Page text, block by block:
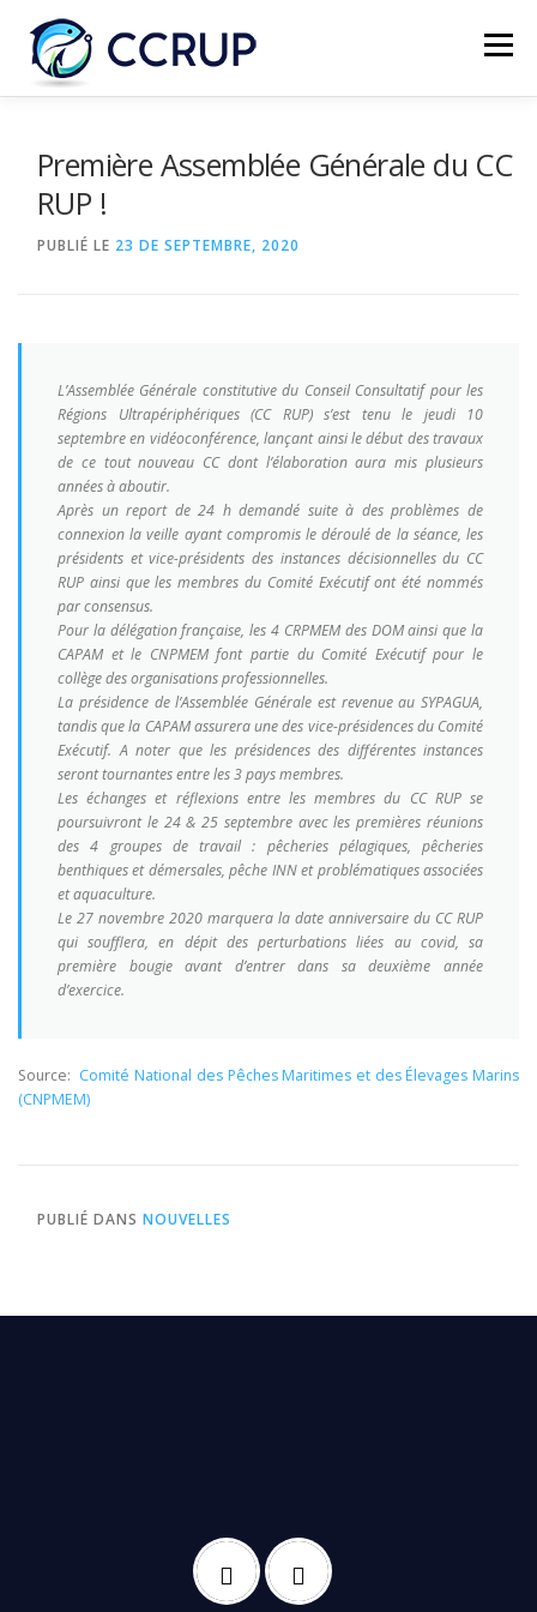
Menu
Première Assemblée Générale du CC
RUP !
PUBLIÉ LE 23 DE SEPTEMBRE, 2020
L’Assemblée Générale constitutive du Conseil Consultatif pour les
Régions Ultrapériphériques (CC RUP) s’est tenu le jeudi 10
septembre en vidéoconférence, lançant ainsi le début des travaux
de ce tout nouveau CC dont l’élaboration aura mis plusieurs
années à aboutir.
Après un report de 24 h demandé suite à des problèmes de
connexion la veille ayant compromis le déroulé de la séance, les
présidents et vice-présidents des instances décisionnelles du CC
RUP ainsi que les membres du Comité Exécutif ont été nommés
par consensus.
Pour la délégation française, les 4 CRPMEM des DOM ainsi que la
CAPAM et le CNPMEM font partie du Comité Exécutif pour le
collège des organisations professionnelles.
La présidence de l’Assemblée Générale est revenue au SYPAGUA,
tandis que la CAPAM assurera une des vice-présidences du Comité
Exécutif. A noter que les présidences des différentes instances
seront tournantes entre les 3 pays membres.
Les échanges et réflexions entre les membres du CC RUP se
poursuivront le 24 & 25 septembre avec les premières réunions
des 4 groupes de travail : pêcheries pélagiques, pêcheries
benthiques et démersales, pêche INN et problématiques associées
et aquaculture.
Le 27 novembre 2020 marquera la date anniversaire du CC RUP
qui soufflera, en dépit des perturbations liées au covid, sa
première bougie avant d’entrer dans sa deuxième année
d’exercice.
Source: Comité National des Pêches Maritimes et des Élevages Marins
(CNPMEM)
PUBLIÉ DANS NOUVELLES